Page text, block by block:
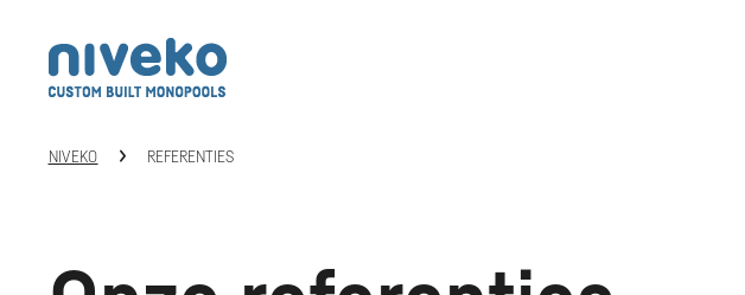
NIVEKO REFERENTIES